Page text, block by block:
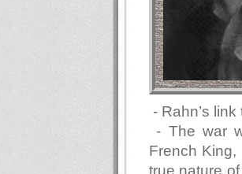
- Rahn’s
- The war
French
true nature